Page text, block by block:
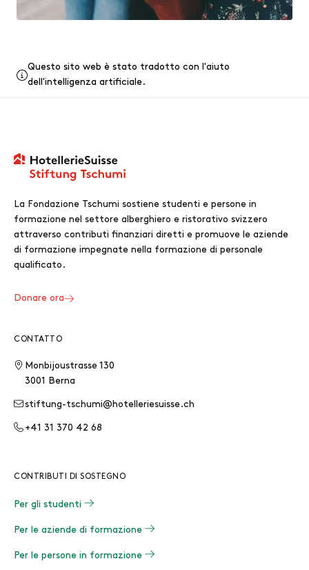
Questo sito web è stato tradotto con l'aiuto
dell'intelligenza artificiale.
La Fondazione Tschumi sostiene studenti e persone in
formazione nel settore alberghiero e ristorativo svizzero
attraverso contributi finanziari diretti e promuove le aziende
di formazione impegnate nella formazione di personale
qualificato.
Donare ora
CONTATTO
Monbijoustrasse 130
3001 Berna
stiftung-tschumi@hotelleriesuisse.ch
+41 31 370 42 68
CONTRIBUTI DI SOSTEGNO
Per gli studenti
Per le aziende di formazione
Per le persone in formazione